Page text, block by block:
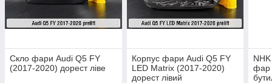
Скло фари Audi Q5 FY
(2017-2020) дорест ліве
Корпус фари Audi Q5 FY
LED Matrix (2017-2020)
дорест лівий
фар